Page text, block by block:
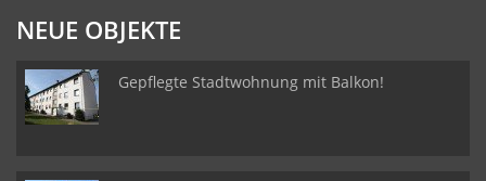
NEUE OBJEKTE
Gepflegte Stadtwohnung mit Balkon!